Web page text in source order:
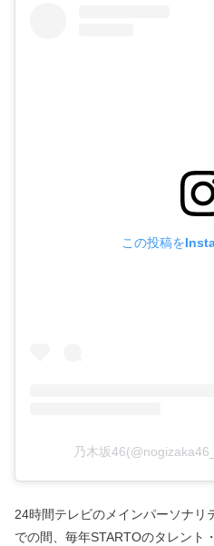
この投稿を
乃木坂
24時間テレビのメインパーソナリ
での間、毎年STARTOのタレント